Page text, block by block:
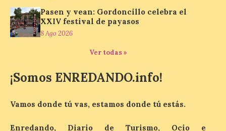
Concierto del Iberia
Marimba Ensemble en la
Plaza del Ayuntamiento de
un encuentro
internacional que se
agosto en la localidad
Pasen y vean: Gordoncillo celebra el
XXIV festival de payasos
8 Ago 2026
Ver todas »
¡Somos ENREDANDO.info!
Vamos donde tú vas, estamos donde tú estás.
Enredando, Diario de Turismo, Ocio e